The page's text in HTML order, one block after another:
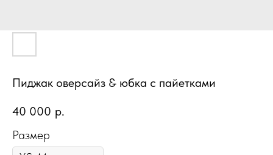
Пиджак оверсайз & юбка с пайетками
40 000 р.
Размер